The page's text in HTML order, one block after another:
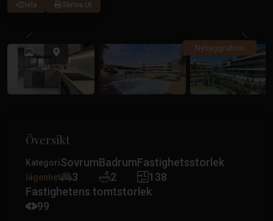
Dela Skriva Ut
Nybyggnation
Tidigare
Översikt
Kategori
lägenhet
Sovrum
3
Badrum
2
Fastighetsstorlek
138
Fastighetens tomtstorlek
99